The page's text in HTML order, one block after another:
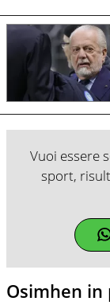
Vuoi essere
sport,
Osimhen in